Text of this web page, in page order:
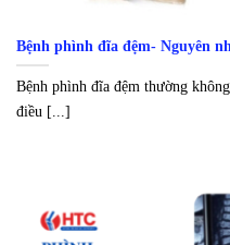
Bệnh phình đĩa đệm- Nguyên
Bệnh phình đĩa đệm thường
điều [...]